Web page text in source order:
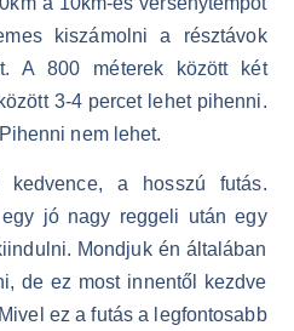
kiszámolni a résztávok
A 800 méterek között két
3-4 percet lehet pihenni.
nem lehet.
kedvence, a hosszú futás.
jó nagy reggeli után egy
Mondjuk én általában
de ez most innentől kezdve
ez a futás a legfontosabb